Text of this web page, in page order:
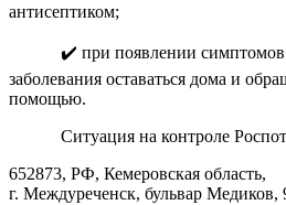
антисептиком;
✔️ при появлении симптомов
заболевания оставаться дома и
помощью.
Ситуация на контроле
652873, РФ, Кемеровская область,
г. Междуреченск, бульвар Медиков,